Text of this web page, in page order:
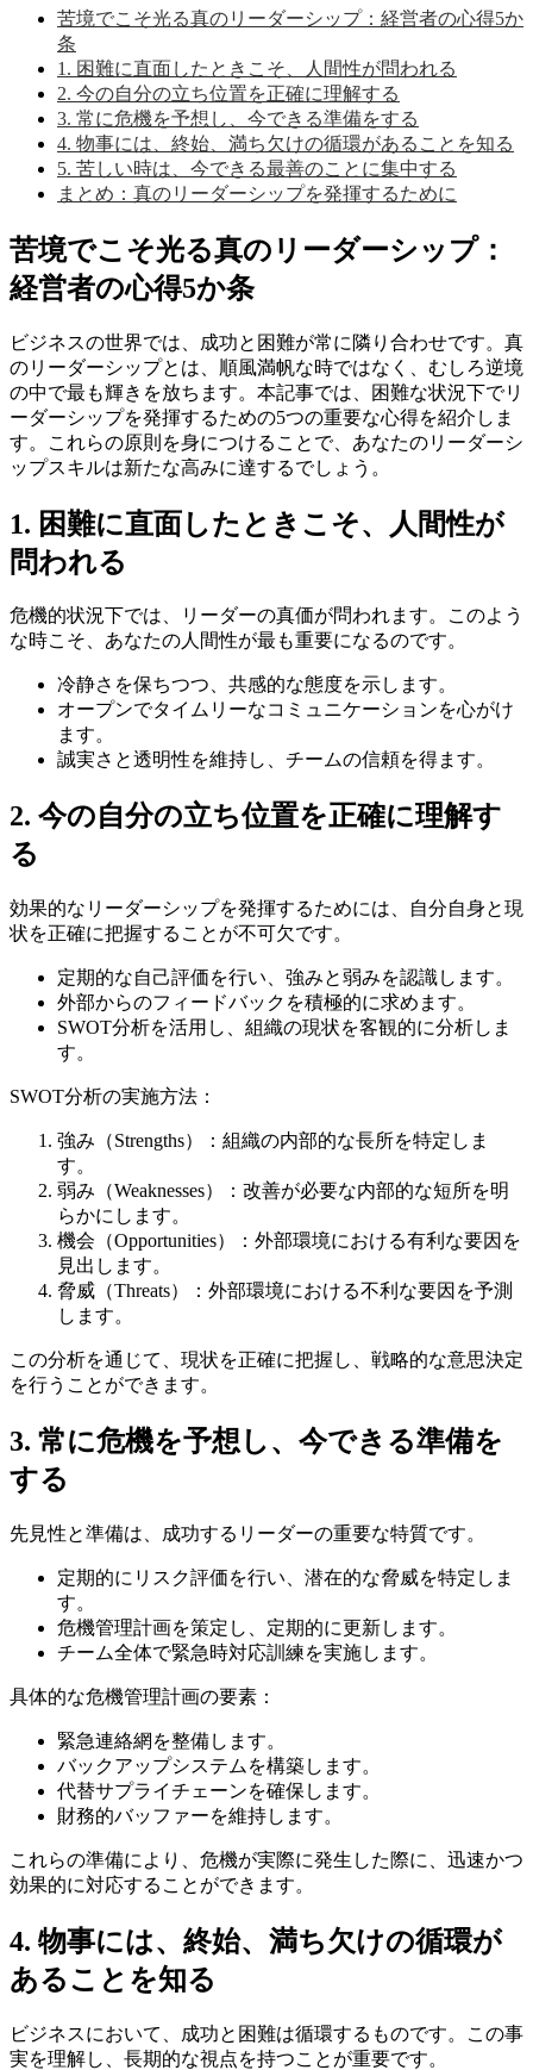
苦境でこそ光る真のリーダーシップ：経営者の心得5か
条
1. 困難に直面したときこそ、人間性が問われる
2. 今の自分の立ち位置を正確に理解する
3. 常に危機を予想し、今できる準備をする
4. 物事には、終始、満ち欠けの循環があることを知る
5. 苦しい時は、今できる最善のことに集中する
まとめ：真のリーダーシップを発揮するために
苦境でこそ光る真のリーダーシップ：
経営者の心得5か条
ビジネスの世界では、成功と困難が常に隣り合わせです。真
のリーダーシップとは、順風満帆な時ではなく、むしろ逆境
の中で最も輝きを放ちます。本記事では、困難な状況下でリ
ーダーシップを発揮するための5つの重要な心得を紹介しま
す。これらの原則を身につけることで、あなたのリーダーシ
ップスキルは新たな高みに達するでしょう。
1. 困難に直面したときこそ、人間性が
問われる
危機的状況下では、リーダーの真価が問われます。このよう
な時こそ、あなたの人間性が最も重要になるのです。
冷静さを保ちつつ、共感的な態度を示します。
オープンでタイムリーなコミュニケーションを心がけ
ます。
誠実さと透明性を維持し、チームの信頼を得ます。
2. 今の自分の立ち位置を正確に理解す
る
効果的なリーダーシップを発揮するためには、自分自身と現
状を正確に把握することが不可欠です。
定期的な自己評価を行い、強みと弱みを認識します。
外部からのフィードバックを積極的に求めます。
SWOT分析を活用し、組織の現状を客観的に分析しま
す。
SWOT分析の実施方法：
強み（Strengths）：組織の内部的な長所を特定しま
す。
弱み（Weaknesses）：改善が必要な内部的な短所を明
らかにします。
機会（Opportunities）：外部環境における有利な要因を
見出します。
脅威（Threats）：外部環境における不利な要因を予測
します。
この分析を通じて、現状を正確に把握し、戦略的な意思決定
を行うことができます。
3. 常に危機を予想し、今できる準備を
する
先見性と準備は、成功するリーダーの重要な特質です。
定期的にリスク評価を行い、潜在的な脅威を特定しま
す。
危機管理計画を策定し、定期的に更新します。
チーム全体で緊急時対応訓練を実施します。
具体的な危機管理計画の要素：
緊急連絡網を整備します。
バックアップシステムを構築します。
代替サプライチェーンを確保します。
財務的バッファーを維持します。
これらの準備により、危機が実際に発生した際に、迅速かつ
効果的に対応することができます。
4. 物事には、終始、満ち欠けの循環が
あることを知る
ビジネスにおいて、成功と困難は循環するものです。この事
実を理解し、長期的な視点を持つことが重要です。